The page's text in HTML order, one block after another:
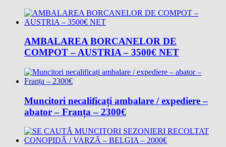
AMBALAREA BORCANELOR DE
COMPOT – AUSTRIA – 3500€ NET
Muncitori necalificați ambalare / expediere –
abator – Franța – 2300€